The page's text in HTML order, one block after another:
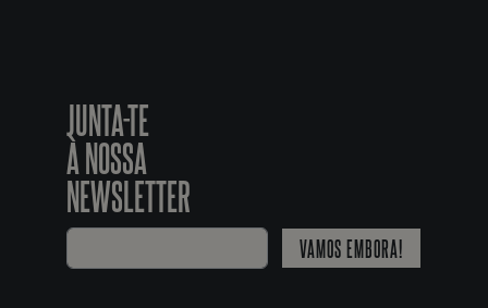
JUNTA-TE
À NOSSA
NEWSLETTER
VAMOS EMBORA!